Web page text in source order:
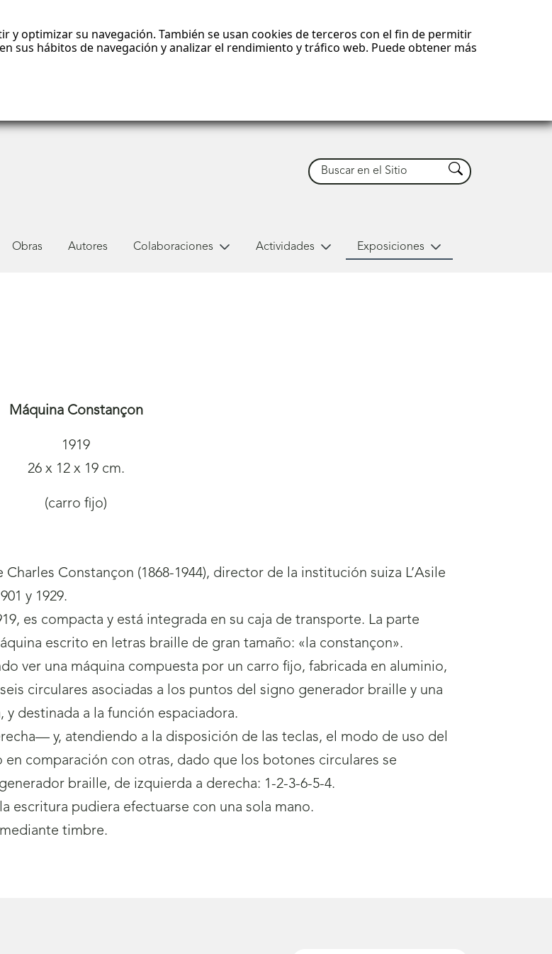
y optimizar su navegación. También se usan cookies de terceros con el fin de permitir
sus hábitos de navegación y analizar el rendimiento y tráfico web. Puede obtener más
Buscar Buscar
Obras Autores Colaboraciones Actividades Exposiciones
Máquina Constançon
1919
26 x 12 x 19 cm.
(carro fijo)
Constançon (1868-1944), director de la institución suiza L’Asile
y 1929.
es compacta y está integrada en su caja de transporte. La parte
escrito en letras braille de gran tamaño: «la constançon».
ver una máquina compuesta por un carro fijo, fabricada en aluminio,
circulares asociadas a los puntos del signo generador braille y una
destinada a la función espaciadora.
y, atendiendo a la disposición de las teclas, el modo de uso del
comparación con otras, dado que los botones circulares se
braille, de izquierda a derecha: 1-2-3-6-5-4.
escritura pudiera efectuarse con una sola mano.
timbre.